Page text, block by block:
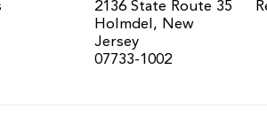
2136 State Route 35
Holmdel, New
Jersey
07733-1002